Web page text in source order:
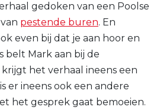
gedoken van een Poolse
pestende buren. En
even bij dat je aan hoor en
belt Mark aan bij de
het verhaal ineens een
er ineens ook een andere
het gesprek gaat bemoeien.